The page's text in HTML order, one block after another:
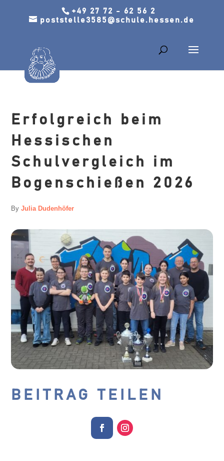
+49 27 72 - 62 56 2
poststelle3585@schule.hessen.de
Erfolgreich beim
Hessischen
Schulvergleich im
Bogenschießen 2026
ByJulia Dudenhöfer
BEITRAG TEILEN